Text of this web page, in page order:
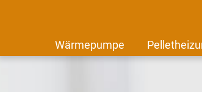
Wärmepumpe